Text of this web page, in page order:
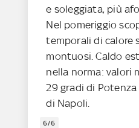
e soleggiata, più
Nel pomeriggio
temporali di calore
montuosi. Caldo
nella norma: valori
29 gradi di
di Napoli.
6/6